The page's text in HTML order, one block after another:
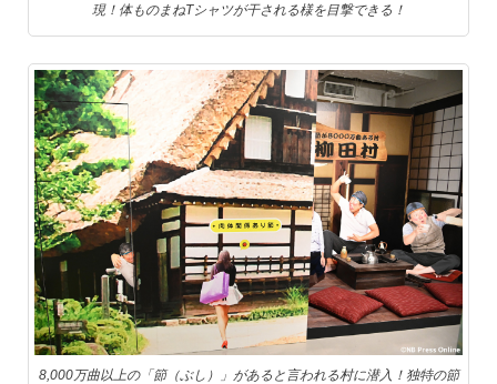
現！体ものまねTシャツが干される様を目撃できる！
8,000万曲以上の「節（ぶし）」があると言われる村に潜入！独特の節